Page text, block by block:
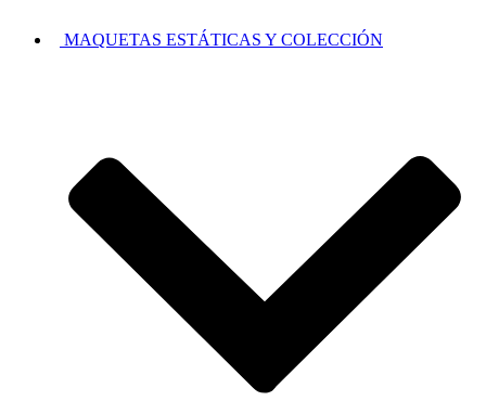
MAQUETAS ESTÁTICAS Y COLECCIÓN